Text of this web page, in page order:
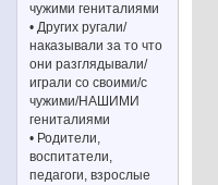
чужими гениталиями
• Других ругали/
наказывали за то что
они разглядывали/
играли со своими/с
чужими/НАШИМИ
гениталиями
• Родители,
воспитатели,
педагоги, взрослые